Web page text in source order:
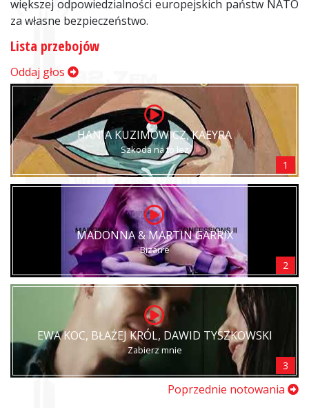
większej odpowiedzialności europejskich państw NATO
za własne bezpieczeństwo.
Lista przebojów
Oddaj głos
HANIA KUZIMOWICZ, KAEYRA
Szkoda na to łez
1
MADONNA & MARTIN GARRIX
Bizarre
2
EWA KOC, BŁAŻEJ KRÓL, DAWID TYSZKOWSKI
Zabierz mnie
3
Poprzednie notowania